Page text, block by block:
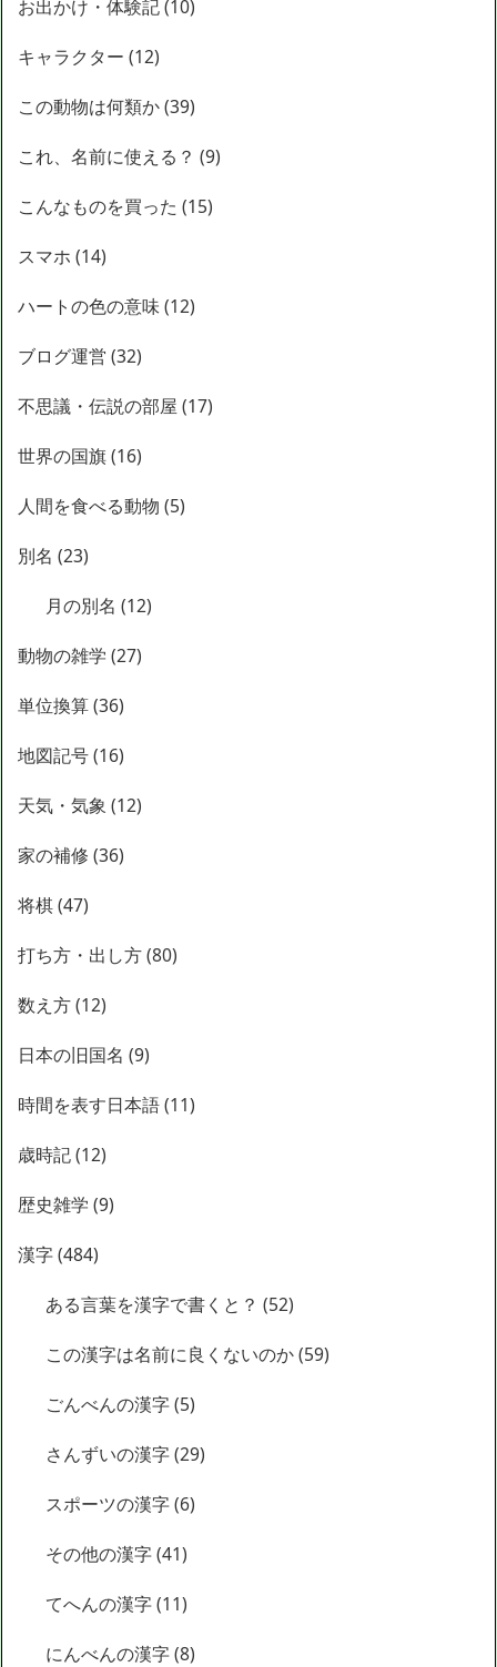
お出かけ・体験記(10)
キャラクター (12)
この動物は何類か(39)
これ、名前に使える？ (9)
こんなものを買った (15)
スマホ (14)
ハートの色の意味(12)
ブログ運営 (32)
不思議・伝説の部屋 (17)
世界の国旗(16)
人間を食べる動物 (5)
別名 (23)
月の別名(12)
動物の雑学 (27)
単位換算(36)
地図記号(16)
天気・気象 (12)
家の補修 (36)
将棋(47)
打ち方・出し方(80)
数え方(12)
日本の旧国名 (9)
時間を表す日本語(11)
歳時記(12)
歴史雑学 (9)
漢字(484)
ある言葉を漢字で書くと？(52)
この漢字は名前に良くないのか(59)
ごんべんの漢字(5)
さんずいの漢字(29)
スポーツの漢字(6)
その他の漢字(41)
てへんの漢字(11)
にんべんの漢字(8)